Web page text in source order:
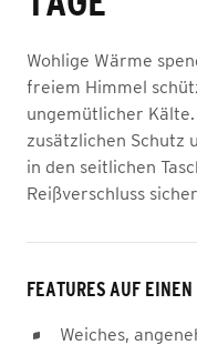
Wohlige Wärme
freiem Himmel
ungemütlicher
zusätzlichen Schutz
in den seitlichen
Reißverschluss
FEATURES AUF
Weiches,